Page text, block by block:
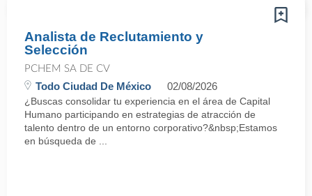
Analista de Reclutamiento y
Selección
PCHEM SA DE CV
Todo Ciudad De México 02/08/2026
¿Buscas consolidar tu experiencia en el área de Capital
Humano participando en estrategias de atracción de
talento dentro de un entorno corporativo?&nbsp;Estamos
en búsqueda de ...